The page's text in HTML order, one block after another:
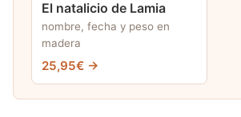
El natalicio de Lamia
nombre, fecha y peso en
madera
25,95€ →